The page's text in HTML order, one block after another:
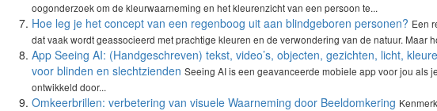
oogonderzoek om de kleurwaarneming en het kleurenzicht van een persoon te...
Hoe leg je het concept van een regenboog uit aan blindgeboren personen? Een
dat vaak wordt geassocieerd met prachtige kleuren en de verwondering van de natuur. Maar
App Seeing AI: (Handgeschreven) tekst, video’s, objecten, gezichten, licht,
voor blinden en slechtzienden Seeing AI is een geavanceerde mobiele app voor jou als
ontwikkeld door...
Omkeerbrillen: verbetering van visuele Waarneming door Beeldomkering